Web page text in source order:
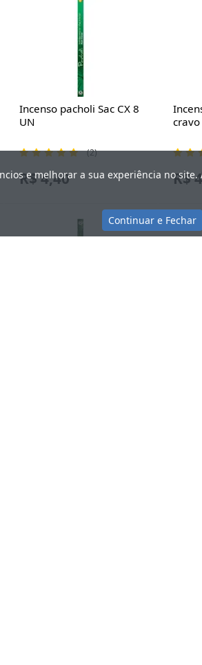
Incenso pacholi Sac CX 8
UN
(2)
R$ 4,40
cravo
R$
e melhorar a sua experiência no
Continuar e Fechar